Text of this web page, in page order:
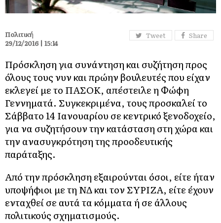
Tweet Share
Πολιτική
29/12/2016 | 15:14
Πρόσκληση για συνάντηση και συζήτηση προς
όλους τους νυν και πρώην βουλευτές που είχαν
εκλεγεί με το ΠΑΣΟΚ, απέστειλε η Φώφη
Γεννηματά. Συγκεκριμένα, τους προσκαλεί το
Σάββατο 14 Ιανουαρίου σε κεντρικό ξενοδοχείο,
για να συζητήσουν την κατάσταση στη χώρα και
την ανασυγκρότηση της προοδευτικής
παράταξης.
Από την πρόσκληση εξαιρούνται όσοι, είτε ήταν
υποψήφιοι με τη ΝΔ και τον ΣΥΡΙΖΑ, είτε έχουν
ενταχθεί σε αυτά τα κόμματα ή σε άλλους
πολιτικούς σχηματισμούς.